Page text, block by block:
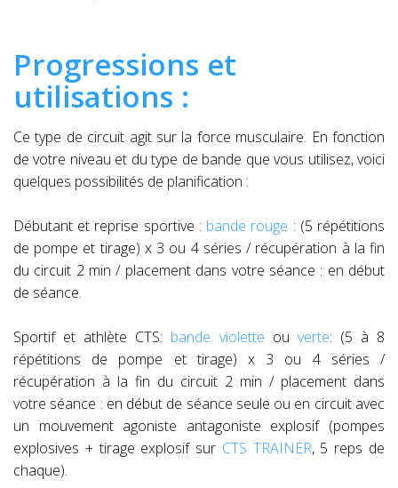
Progressions et
utilisations :
Ce type de circuit agit sur la force musculaire. En fonction
de votre niveau et du type de bande que vous utilisez, voici
quelques possibilités de planification :
Débutant et reprise sportive : bande rouge : (5 répétitions
de pompe et tirage) x 3 ou 4 séries / récupération à la fin
du circuit 2 min / placement dans votre séance : en début
de séance.
Sportif et athlète CTS: bande violette ou verte: (5 à 8
répétitions de pompe et tirage) x 3 ou 4 séries /
récupération à la fin du circuit 2 min / placement dans
votre séance : en début de séance seule ou en circuit avec
un mouvement agoniste antagoniste explosif (pompes
explosives + tirage explosif sur CTS TRAINER, 5 reps de
chaque).